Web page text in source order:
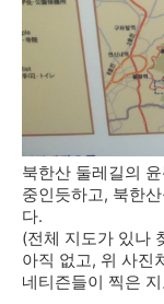
북한산 둘레길의
중인듯하고, 북한
다.
(전체 지도가 있나
아직 없고, 위 사진
네티즌들이 찍은